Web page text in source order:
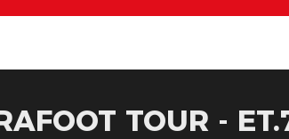
TOUR -